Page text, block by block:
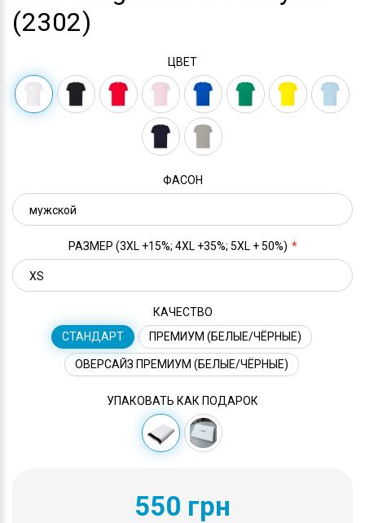
(2302)
ЦВЕТ
ФАСОН
РАЗМЕР (3XL +15%; 4XL +35%; 5XL + 50%)
КАЧЕСТВО
СТАНДАРТ
ПРЕМИУМ (БЕЛЫЕ/ЧЁРНЫЕ)
ОВЕРСАЙЗ ПРЕМИУМ (БЕЛЫЕ/ЧЁРНЫЕ)
УПАКОВАТЬ КАК ПОДАРОК
550 грн